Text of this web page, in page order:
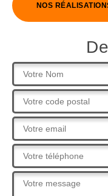
NOS